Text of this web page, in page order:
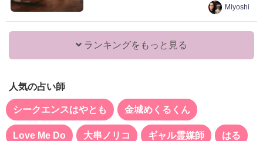
Miyoshi
ランキングをもっと見る
人気の占い師
シークエンスはやとも 金城めくるくん
Love Me Do 大串ノリコ ギャル霊媒師 はる